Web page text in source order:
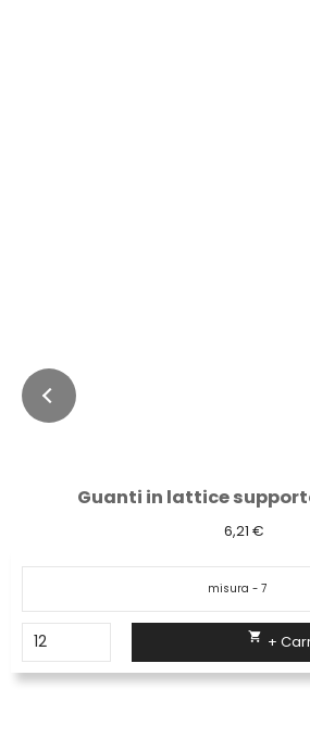
Guanti in lattice
6,21 €
 +